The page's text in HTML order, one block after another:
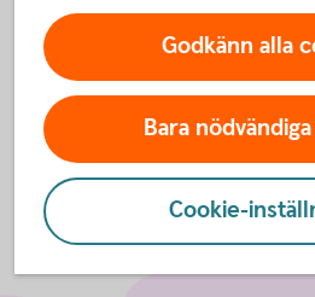
Godkänn alla
Bara
Cookie-